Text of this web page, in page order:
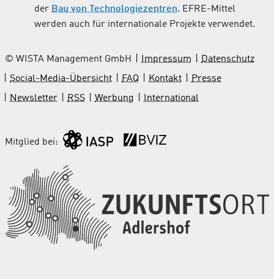
der Bau von Technologiezentren. EFRE-Mittel
werden auch für internationale Projekte verwendet.
© WISTA Management GmbH Impressum
Datenschutz
Social-Media-Übersicht
FAQ Kontakt
Presse
Newsletter
RSS Werbung International
Mitglied bei: